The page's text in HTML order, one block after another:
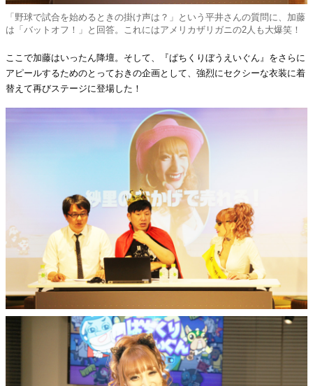
「野球で試合を始めるときの掛け声は？」という平井さんの質問に、加藤
は「バットオフ！」と回答。これにはアメリカザリガニの2人も大爆笑！
ここで加藤はいったん降壇。そして、『ぱちくりぼうえいぐん』をさらに
アピールするためのとっておきの企画として、強烈にセクシーな衣装に着
替えて再びステージに登場した！